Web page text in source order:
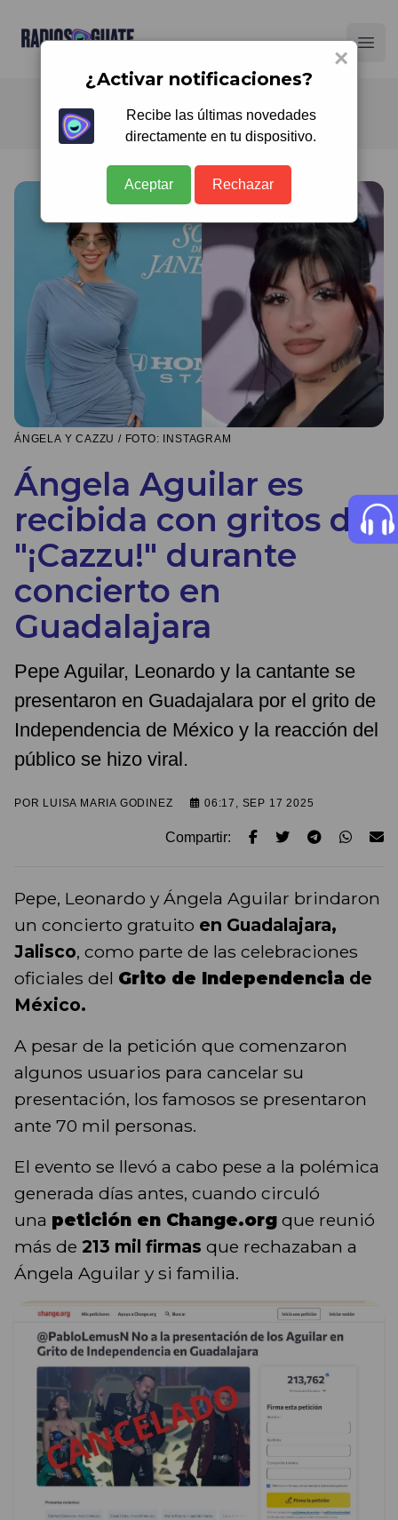
Radios Guate
ÁNGELA Y CAZZU / FOTO: INSTAGRAM
Ángela Aguilar es
recibida con gritos de
"¡Cazzu!" durante
concierto en
Guadalajara
Pepe Aguilar, Leonardo y la cantante se
presentaron en Guadajalara por el grito de
Independencia de México y la reacción del
público se hizo viral.
POR LUISA MARIA GODINEZ 06:17, SEP 17 2025
Compartir:
Pepe, Leonardo y Ángela Aguilar brindaron
un concierto gratuito en Guadalajara,
Jalisco, como parte de las celebraciones
oficiales del Grito de Independencia de
México.
A pesar de la petición que comenzaron
algunos usuarios para cancelar su
presentación, los famosos se presentaron
ante 70 mil personas.
El evento se llevó a cabo pese a la polémica
generada días antes, cuando circuló
una petición en Change.org que reunió
más de 213 mil firmas que rechazaban a
Ángela Aguilar y si familia.
×
¿Activar notificaciones?
Recibe las últimas novedades
directamente en tu dispositivo.
Aceptar Rechazar